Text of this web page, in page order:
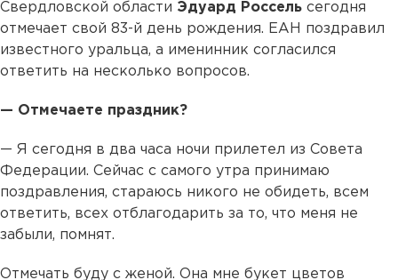
Свердловской области Эдуард Россель сегодня
отмечает свой 83-й день рождения. ЕАН поздравил
известного уральца, а именинник согласился
ответить на несколько вопросов.
— Отмечаете праздник?
— Я сегодня в два часа ночи прилетел из Совета
Федерации. Сейчас с самого утра принимаю
поздравления, стараюсь никого не обидеть, всем
ответить, всех отблагодарить за то, что меня не
забыли, помнят.
Отмечать буду с женой. Она мне букет цветов